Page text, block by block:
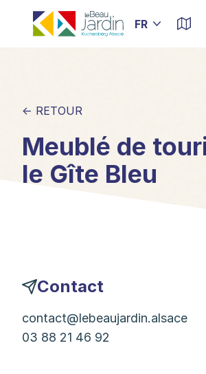
← RETOUR
Meublé de
le Gîte Bleu
Contact
contact@lebeaujardin.alsace
03 88 21 46 92